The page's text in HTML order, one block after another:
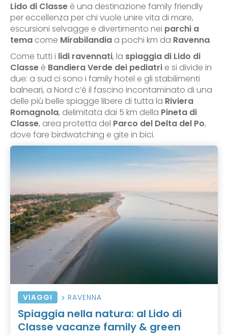
Lido di Classe è una destinazione family friendly
per eccellenza per chi vuole unire vita di mare,
escursioni selvagge e divertimento nei parchi a
tema come Mirabilandia a pochi km da Ravenna.
Come tutti i lidi ravennati, la spiaggia di Lido di
Classe è Bandiera Verde dei pediatri e si divide in
due: a sud ci sono i family hotel e gli stabilimenti
balneari, a Nord c’è il fascino incontaminato di una
delle più belle spiagge libere di tutta la Riviera
Romagnola, delimitata dai 5 km della Pineta di
Classe, area protetta del Parco del Delta del Po,
dove fare birdwatching e gite in bici.
VIAGGI RAVENNA
Spiaggia nella natura: al Lido di
Classe vacanze family & green